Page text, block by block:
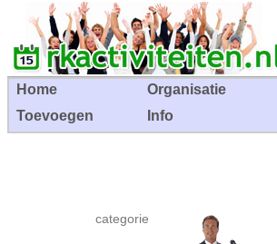
Home Organisatie
Toevoegen
Info
categorie